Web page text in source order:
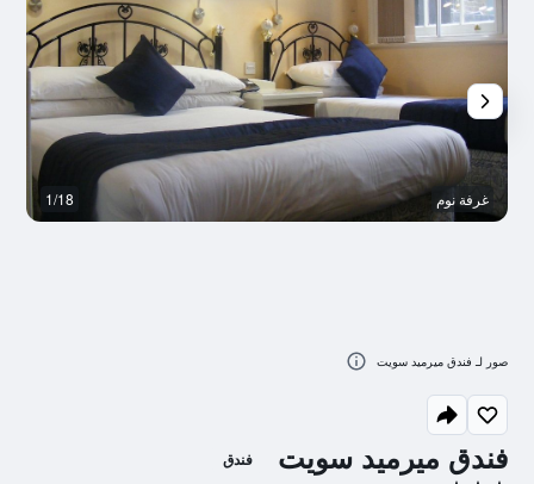
فندق ميرميد سويت فندق
غرفة نوم 1/18
صور لـ فندق ميرميد سويت